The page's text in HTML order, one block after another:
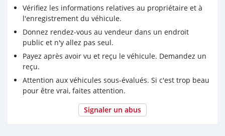
Vérifiez les informations relatives au propriétaire et à
l'enregistrement du véhicule.
Donnez rendez-vous au vendeur dans un endroit
public et n'y allez pas seul.
Payez après avoir vu et reçu le véhicule. Demandez un
reçu.
Attention aux véhicules sous-évalués. Si c'est trop beau
pour être vrai, faites attention.
Signaler un abus